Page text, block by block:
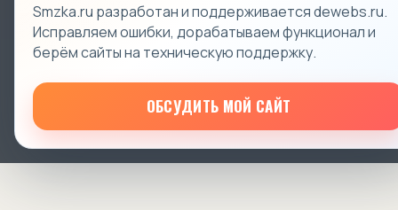
Smzka.ru разработан и поддерживается dewebs.ru.
Исправляем ошибки, дорабатываем функционал и
берём сайты на техническую поддержку.
ОБСУДИТЬ МОЙ САЙТ